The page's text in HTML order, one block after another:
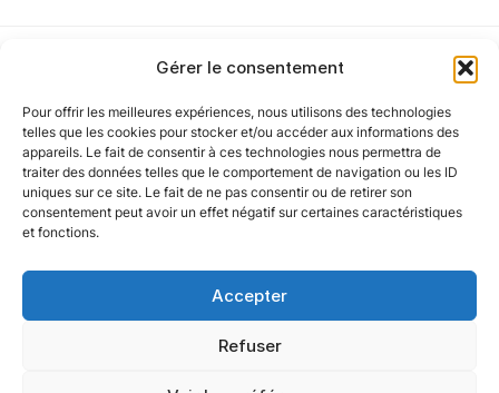
Gérer le consentement
Pour offrir les meilleures expériences, nous utilisons des technologies
telles que les cookies pour stocker et/ou accéder aux informations des
appareils. Le fait de consentir à ces technologies nous permettra de
traiter des données telles que le comportement de navigation ou les ID
uniques sur ce site. Le fait de ne pas consentir ou de retirer son
consentement peut avoir un effet négatif sur certaines caractéristiques
et fonctions.
Accepter
Refuser
Notre politique
Nos agences
Nos autres marques
Nos réseaux